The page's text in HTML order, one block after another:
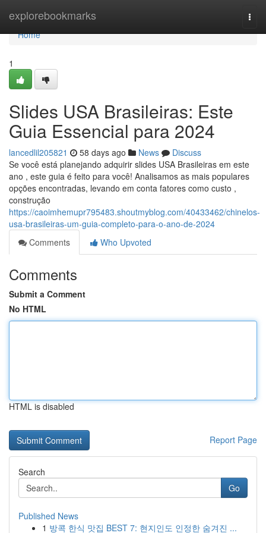
explorebookmarks
Home
Home
1
Slides USA Brasileiras: Este
Guia Essencial para 2024
lancedlil205821 58 days ago News
Discuss
Se você está planejando adquirir slides USA Brasileiras em este
ano , este guia é feito para você! Analisamos as mais populares
opções encontradas, levando em conta fatores como custo ,
construção
https://caoimhemupr795483.shoutmyblog.com/40433462/chinelos-
usa-brasileiras-um-guia-completo-para-o-ano-de-2024
Comments
Who Upvoted
Comments
Submit a Comment
No HTML
HTML is disabled
Report Page
Search
Go
Published News
1 방콕 한식 맛집 BEST 7: 현지인도 인정한 숨겨진 ...